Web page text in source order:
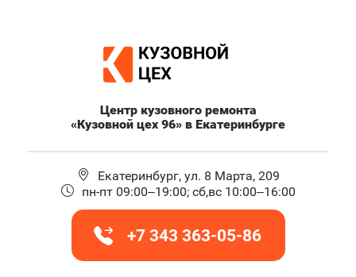
Центр кузовного ремонта
«Кузовной цех 96» в Екатеринбурге
Екатеринбург, ул. 8 Марта, 209
пн-пт 09:00–19:00; сб,вс 10:00–16:00
+7 343 363-05-86